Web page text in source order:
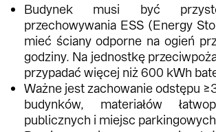
Budynek musi być
przechowywania ESS (Energy
mieć ściany odporne na ogień
godziny. Na jednostkę
przypadać więcej niż 600 kWh
Ważne jest zachowanie odstępu
budynków, materiałów
publicznych i miejsc